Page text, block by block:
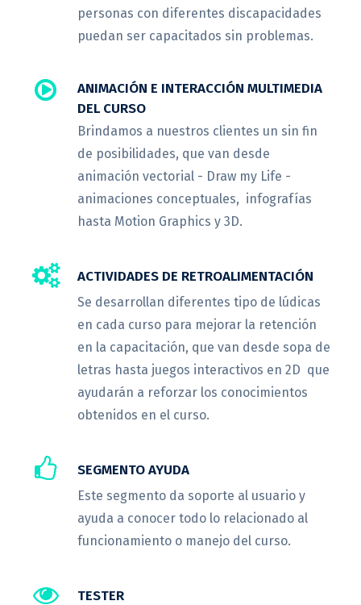
personas con diferentes discapacidades
puedan ser capacitados sin problemas.
ANIMACIÓN E INTERACCIÓN MULTIMEDIA
DEL CURSO
Brindamos a nuestros clientes un sin fin
de posibilidades, que van desde
animación vectorial - Draw my Life -
animaciones conceptuales, infografías
hasta Motion Graphics y 3D.
ACTIVIDADES DE RETROALIMENTACIÓN
Se desarrollan diferentes tipo de lúdicas
en cada curso para mejorar la retención
en la capacitación, que van desde sopa de
letras hasta juegos interactivos en 2D que
ayudarán a reforzar los conocimientos
obtenidos en el curso.
SEGMENTO AYUDA
Este segmento da soporte al usuario y
ayuda a conocer todo lo relacionado al
funcionamiento o manejo del curso.
TESTER